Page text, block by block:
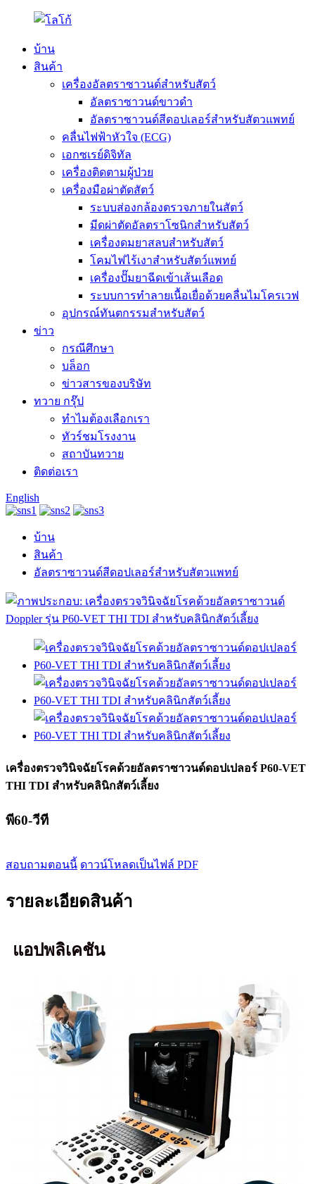
บ้าน
สินค้า
เครื่องอัลตราซาวนด์สำหรับสัตว์
อัลตราซาวนด์ขาวดำ
อัลตราซาวนด์สีดอปเลอร์สำหรับสัตวแพทย์
คลื่นไฟฟ้าหัวใจ (ECG)
เอกซเรย์ดิจิทัล
เครื่องติดตามผู้ป่วย
เครื่องมือผ่าตัดสัตว์
ระบบส่องกล้องตรวจภายในสัตว์
มีดผ่าตัดอัลตราโซนิกสำหรับสัตว์
เครื่องดมยาสลบสำหรับสัตว์
โคมไฟไร้เงาสำหรับสัตว์แพทย์
เครื่องปั๊มยาฉีดเข้าเส้นเลือด
ระบบการทำลายเนื้อเยื่อด้วยคลื่นไมโครเวฟ
อุปกรณ์ทันตกรรมสำหรับสัตว์
ข่าว
กรณีศึกษา
บล็อก
ข่าวสารของบริษัท
ทวาย กรุ๊ป
ทำไมต้องเลือกเรา
ทัวร์ชมโรงงาน
สถาบันทวาย
ติดต่อเรา
English
บ้าน
สินค้า
อัลตราซาวนด์สีดอปเลอร์สำหรับสัตวแพทย์
เครื่องตรวจวินิจฉัยโรคด้วยอัลตราซาวนด์ดอปเปลอร์ P60-VET
THI TDI สำหรับคลินิกสัตว์เลี้ยง
พี60-วีที
สอบถามตอนนี้ ดาวน์โหลดเป็นไฟล์ PDF
รายละเอียดสินค้า
แอปพลิเคชัน